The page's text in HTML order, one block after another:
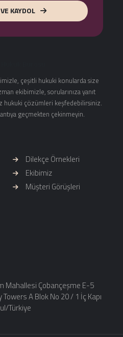
KAYDOL
çeşitli hukuki konularda size
ekibimizle, sorularınıza yanıt
hukuki çözümleri keşfedebilirsiniz.
geçmekten çekinmeyin.
Dilekçe Örnekleri
Ekibimiz
Müşteri Görüşleri
Mahallesi Çobançeşme E-5
A Blok No 20 / 1 İç Kapı
Türkiye